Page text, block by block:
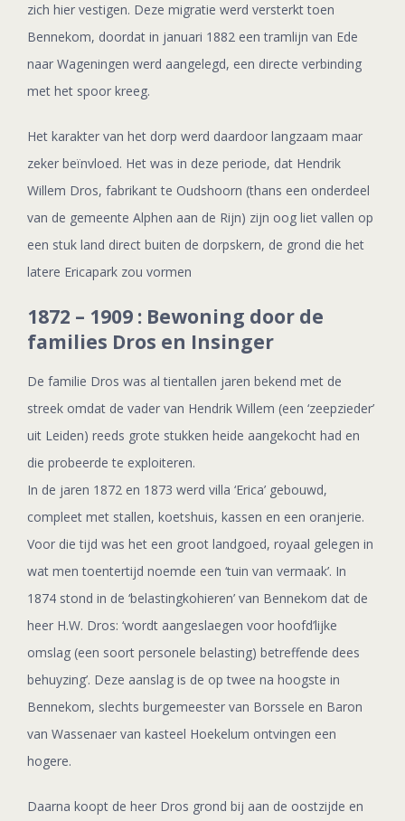
zich hier vestigen. Deze migratie werd versterkt toen
Bennekom, doordat in januari 1882 een tramlijn van Ede
naar Wageningen werd aangelegd, een directe verbinding
met het spoor kreeg.
Het karakter van het dorp werd daardoor langzaam maar
zeker beïnvloed. Het was in deze periode, dat Hendrik
Willem Dros, fabrikant te Oudshoorn (thans een onderdeel
van de gemeente Alphen aan de Rijn) zijn oog liet vallen op
een stuk land direct buiten de dorpskern, de grond die het
latere Ericapark zou vormen
1872 – 1909 : Bewoning door de
families Dros en Insinger
De familie Dros was al tientallen jaren bekend met de
streek omdat de vader van Hendrik Willem (een ‘zeepzieder’
uit Leiden) reeds grote stukken heide aangekocht had en
die probeerde te exploiteren.
In de jaren 1872 en 1873 werd villa ‘Erica’ gebouwd,
compleet met stallen, koetshuis, kassen en een oranjerie.
Voor die tijd was het een groot landgoed, royaal gelegen in
wat men toentertijd noemde een ‘tuin van vermaak’. In
1874 stond in de ‘belastingkohieren’ van Bennekom dat de
heer H.W. Dros: ‘wordt aangeslaegen voor hoofd’lijke
omslag (een soort personele belasting) betreffende dees
behuyzing’. Deze aanslag is de op twee na hoogste in
Bennekom, slechts burgemeester van Borssele en Baron
van Wassenaer van kasteel Hoekelum ontvingen een
hogere.
Daarna koopt de heer Dros grond bij aan de oostzijde en